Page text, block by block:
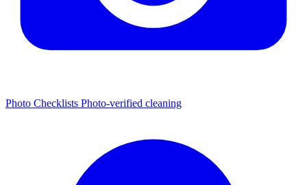
Photo Checklists Photo-verified cleaning